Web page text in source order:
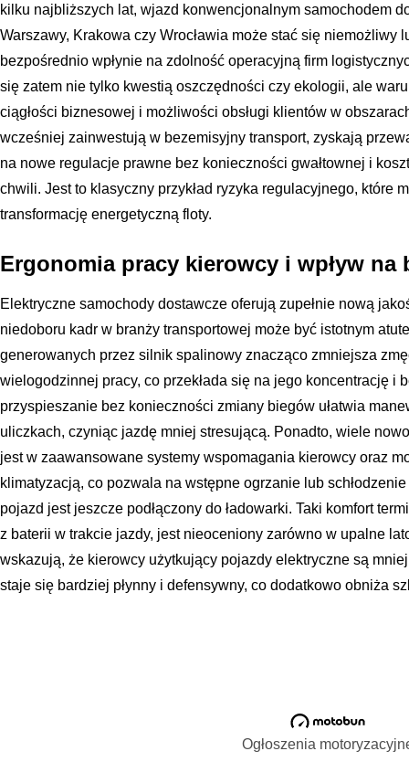
kilku najbliższych lat, wjazd konwencjonalnym samochodem
Warszawy, Krakowa czy Wrocławia może stać się niemożliwy
bezpośrednio wpłynie na zdolność operacyjną firm
się zatem nie tylko kwestią oszczędności czy ekologii, ale
ciągłości biznesowej i możliwości obsługi klientów w
wcześniej zainwestują w bezemisyjny transport, zyskają
na nowe regulacje prawne bez konieczności gwałtownej i
chwili. Jest to klasyczny przykład ryzyka regulacyjnego, które
transformację energetyczną floty.
Ergonomia pracy kierowcy i wpływ na
Elektryczne samochody dostawcze oferują zupełnie nową
niedoboru kadr w branży transportowej może być istotnym
generowanych przez silnik spalinowy znacząco zmniejsza
wielogodzinnej pracy, co przekłada się na jego koncentrację i
przyspieszanie bez konieczności zmiany biegów ułatwia
uliczkach, czyniąc jazdę mniej stresującą. Ponadto, wiele
jest w zaawansowane systemy wspomagania kierowcy oraz
klimatyzacją, co pozwala na wstępne ogrzanie lub
pojazd jest jeszcze podłączony do ładowarki. Taki komfort
z baterii w trakcie jazdy, jest nieoceniony zarówno w upalne
wskazują, że kierowcy użytkujący pojazdy elektryczne są
staje się bardziej płynny i defensywny, co dodatkowo obniża
Ogłoszenia